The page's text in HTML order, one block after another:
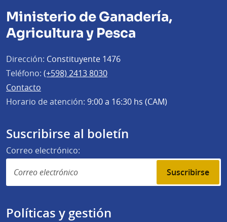
Ministerio de Ganadería,
Agricultura y Pesca
Dirección: Constituyente 1476
Teléfono: (+598) 2413 8030
Contacto
Horario de atención: 9:00 a 16:30 hs (CAM)
Suscribirse al boletín
Correo electrónico:
Suscribirse
Políticas y gestión